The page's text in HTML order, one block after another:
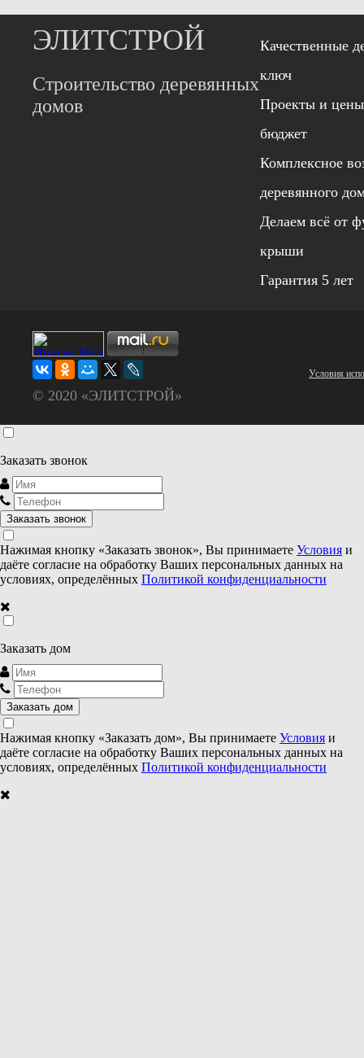
ЭЛИТСТРОЙ
Строительство деревянных
домов
Качественные
ключ
Проекты и
бюджет
Комплексное
деревянного
Делаем всё от
крыши
Гарантия 5 лет
© 2020 «ЭЛИТСТРОЙ»
Условия
Заказать звонок
Нажимая кнопку «Заказать звонок», Вы принимаете Условия и
даёте согласие на обработку Ваших персональных данных на
условиях, определённых Политикой конфиденциальности
Заказать дом
Нажимая кнопку «Заказать дом», Вы принимаете Условия и
даёте согласие на обработку Ваших персональных данных на
условиях, определённых Политикой конфиденциальности